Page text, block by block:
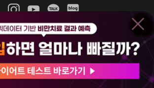
병·의원 이용약관
홈페이지 이용약관
비급여진료수가
별시 서초구 서초대로52길 7, 3~4층(서초동, 제일빌딩)
120-87-04354ㅣ김남철
2025 365mc. ALL RIGHTS RESERVED.